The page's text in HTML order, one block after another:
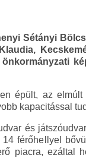
Sétányi
épült, az
kapacitással
és
férőhellyel
piacra, ezáltal